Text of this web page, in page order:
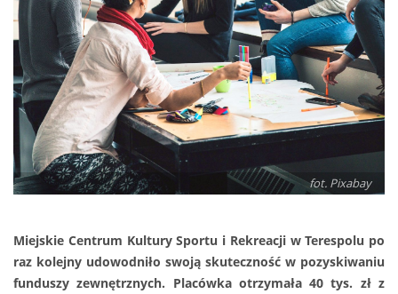
fot. Pixabay
Miejskie Centrum Kultury Sportu i Rekreacji w Terespolu po
raz kolejny udowodniło swoją skuteczność w pozyskiwaniu
funduszy zewnętrznych. Placówka otrzymała 40 tys. zł z